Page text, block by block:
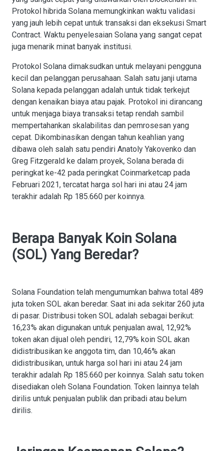
Protokol hibrida Solana memungkinkan waktu validasi
yang jauh lebih cepat untuk transaksi dan eksekusi Smart
Contract. Waktu penyelesaian Solana yang sangat cepat
juga menarik minat banyak institusi.
Protokol Solana dimaksudkan untuk melayani pengguna
kecil dan pelanggan perusahaan. Salah satu janji utama
Solana kepada pelanggan adalah untuk tidak terkejut
dengan kenaikan biaya atau pajak. Protokol ini dirancang
untuk menjaga biaya transaksi tetap rendah sambil
mempertahankan skalabilitas dan pemrosesan yang
cepat. Dikombinasikan dengan tahun keahlian yang
dibawa oleh salah satu pendiri Anatoly Yakovenko dan
Greg Fitzgerald ke dalam proyek, Solana berada di
peringkat ke-42 pada peringkat Coinmarketcap pada
Februari 2021, tercatat harga sol hari ini atau 24 jam
terakhir adalah Rp 185.660 per koinnya.
Berapa Banyak Koin Solana
(SOL) Yang Beredar?
Solana Foundation telah mengumumkan bahwa total 489
juta token SOL akan beredar. Saat ini ada sekitar 260 juta
di pasar. Distribusi token SOL adalah sebagai berikut:
16,23% akan digunakan untuk penjualan awal, 12,92%
token akan dijual oleh pendiri, 12,79% koin SOL akan
didistribusikan ke anggota tim, dan 10,46% akan
didistribusikan, untuk harga sol hari ini atau 24 jam
terakhir adalah Rp 185.660 per koinnya. Salah satu token
disediakan oleh Solana Foundation. Token lainnya telah
dirilis untuk penjualan publik dan pribadi atau belum
dirilis.